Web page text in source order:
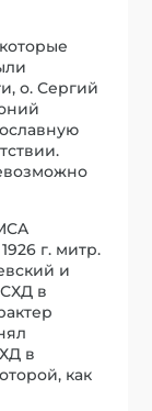
о. Сергий
г. митр.
и
в
в
как